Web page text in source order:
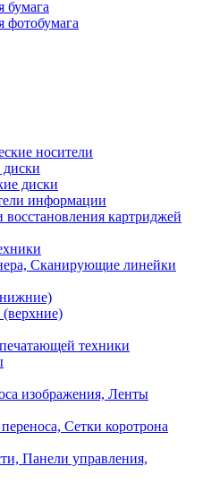
бумага
носители
диски
информации
восстановления картриджей
Сканирующие линейки
техники
изображения, Ленты
Сетки коротрона
Панели управления,